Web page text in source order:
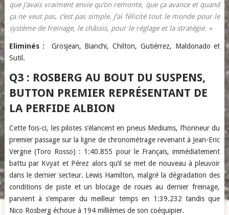
que j’avais vraiment envie qu’on remonte, que ça avance et quand
ça ne veut pas, c’est pas simple. J’ai félicité tout le monde pour le
système de freinage, le châssis, pour le réglage et la stratégie. »
Eliminés : Grosjean, Bianchi, Chilton, Gutiérrez, Maldonado et
Sutil.
Q3 : ROSBERG AU BOUT DU SUSPENS,
BUTTON PREMIER REPRÉSENTANT DE
LA PERFIDE ALBION
Cette fois-ci, les pilotes s’élancent en pneus Mediums, l’honneur du
premier passage sur la ligne de chronométrage revenant à Jean-Eric
Vergne (Toro Rosso) : 1:40.855 pour le Français, immédiatement
battu par Kvyat et Pérez alors qu’il se met de nouveau à pleuvoir
dans le dernier secteur. Lewis Hamilton, malgré la dégradation des
conditions de piste et un blocage de roues au dernier freinage,
parvient à s’emparer du meilleur temps en 1:39.232 tandis que
Nico Rosberg échoue à 194 millièmes de son coéquipier.